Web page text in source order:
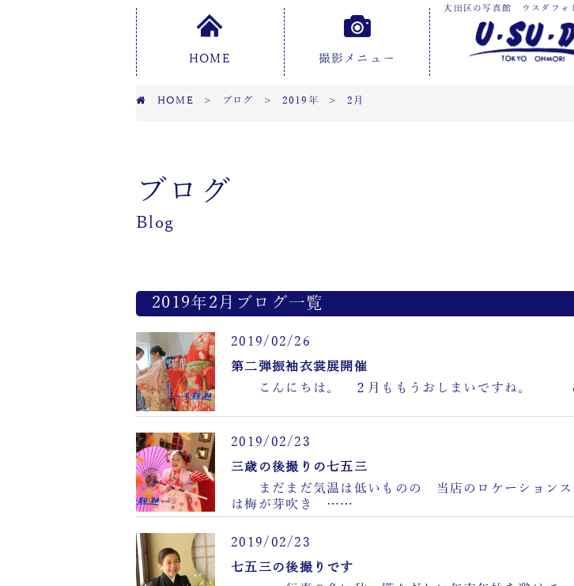
大田区の写真館 ウスダフォ
HOME 撮影メニュー
HOME > ブログ > 2019年 > 2月
ブログ
Blog
2019年2月ブログ一覧
2019/02/26
第二弾振袖衣裳展開催
こんにちは。 ２月ももうおしまいですね
2019/02/23
三歳の後撮りの七五三
まだまだ気温は低いものの 当店のロケーションス
は梅が芽吹き ……
2019/02/23
七五三の後撮りです